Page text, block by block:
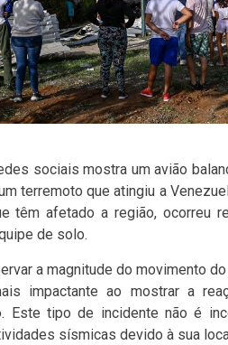
sociais mostra um avião
terremoto que atingiu a
têm afetado a região, ocorreu
de solo.
a magnitude do movimento
impactante ao mostrar a
Este tipo de incidente não é
sísmicas devido à sua